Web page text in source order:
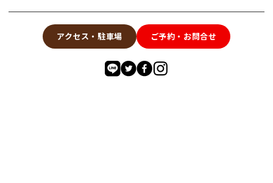
アクセス・駐車場 ご予約・お問合せ